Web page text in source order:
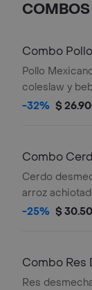
Combo
Pollo
coleslaw y
-32% $
Combo
Cerdo
arroz
bebida a
-25% $
Combo Res
Bebida
Res